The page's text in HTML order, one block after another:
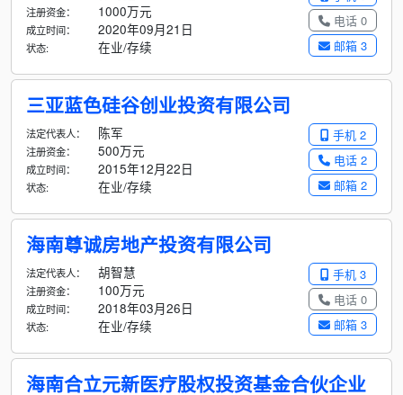
电话 0
邮箱 3
注册资金： 1000万元
成立时间： 2020年09月21日
状态: 在业/存续
三亚蓝色硅谷创业投资有限公司
手机 2
电话 2
邮箱 2
法定代表人： 陈军
注册资金： 500万元
成立时间： 2015年12月22日
状态: 在业/存续
海南尊诚房地产投资有限公司
手机 3
电话 0
邮箱 3
法定代表人： 胡智慧
注册资金： 100万元
成立时间： 2018年03月26日
状态: 在业/存续
海南合立元新医疗股权投资基金合伙企业